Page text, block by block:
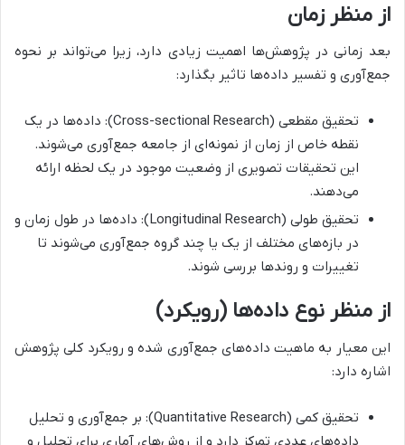
از منظر زمان
بعد زمانی در پژوهش‌ها اهمیت زیادی دارد، زیرا می‌تواند بر نحوه
جمع‌آوری و تفسیر داده‌ها تاثیر بگذارد:
تحقیق مقطعی (Cross-sectional Research): داده‌ها در یک
نقطه خاص از زمان از نمونه‌ای از جامعه جمع‌آوری می‌شوند.
این تحقیقات تصویری از وضعیت موجود در یک لحظه ارائه
می‌دهند.
تحقیق طولی (Longitudinal Research): داده‌ها در طول زمان و
در بازه‌های مختلف از یک یا چند گروه جمع‌آوری می‌شوند تا
تغییرات و روندها بررسی شوند.
از منظر نوع داده‌ها (رویکرد)
این معیار به ماهیت داده‌های جمع‌آوری شده و رویکرد کلی پژوهش
اشاره دارد:
تحقیق کمی (Quantitative Research): بر جمع‌آوری و تحلیل
داده‌های عددی تمرکز دارد و از روش‌های آماری برای تحلیل و